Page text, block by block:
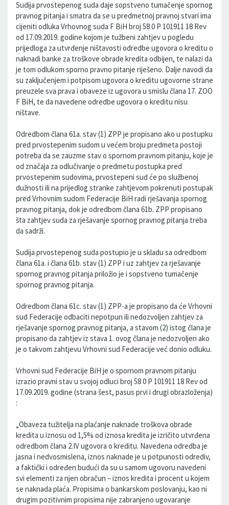
Sudija prvostepenog suda daje sopstveno tumačenje spornog
pravnog pitanja i smatra da se u predmetnoj pravnoj stvari ima
cijeniti odluka Vrhovnog suda F BiH broj 58 0 P 101911 18 Rev
od 17.09.2019. godine kojom je tužbeni zahtjev u pogledu
prijedloga za utvrđenje ništavosti odredbe ugovora o kreditu o
naknadi banke za troškove obrade kredita odbijen, te nalazi da
je tom odlukom sporno pravno pitanje riješeno. Dalje navodi da
su zaključenjem i potpisom ugovora o kreditu ugovorne strane
preuzele sva prava i obaveze iz ugovora u smislu člana 17. ZOO
F BiH, te da navedene odredbe ugovora o kreditu nisu
ništave.
Odredbom člana 61a. stav (1) ZPP je propisano ako u postupku
pred prvostepenim sudom u većem broju predmeta postoji
potreba da se zauzme stav o spornom pravnom pitanju, koje je
od značaja za odlučivanje o predmetu postupka pred
prvostepenim sudovima, prvostepeni sud će po službenoj
dužnosti ili na prijedlog stranke zahtjevom pokrenuti postupak
pred Vrhovnim sudom Federacije BiH radi rješavanja spornog
pravnog pitanja, dok je odredbom člana 61b. ZPP propisano
šta zahtjev suda za rješavanje spornog pravnog pitanja treba
da sadrži.
Sudija prvostepenog suda postupio je u skladu sa odredbom
člana 61a. i člana 61b. stav (1) ZPP i uz zahtjev za rješavanje
spornog pravnog pitanja priložio je i sopstveno tumačenje
spornog pravnog pitanja.
Odredbom člana 61c. stav (1) ZPP-a je propisano da će Vrhovni
sud Federacije odbaciti nepotpun ili nedozvoljen zahtjev za
rješavanje spornog pravnog pitanja, a stavom (2) istog člana je
propisano da zahtjev iz stava 1. ovog člana je nedozvoljen ako
je o takvom zahtjevu Vrhovni sud Federacije već donio odluku.
Vrhovni sud Federacije BiH je o spornom pravnom pitanju
izrazio pravni stav u svojoj odluci broj 58 0 P 101911 18 Rev od
17.09.2019. godine (strana šest, pasus prvi i drugi obrazloženja)
:
„Obaveza tužitelja na plaćanje naknade troškova obrade
kredita u iznosu od 1,5% od iznosa kredita je izričito utvrđena
odredbom člana 2.IV ugovora o kreditu. Navedena odredba je
jasna i nedvosmislena, iznos naknade je u potpunosti odrediv,
a faktički i određen budući da su u samom ugovoru navedeni
svi elementi za njen obračun – iznos kredita i procent u kojem
se naknada plaća. Propisima o bankarskom poslovanju, kao ni
drugim pozitivnim propisima nije zabranjeno ugovaranje